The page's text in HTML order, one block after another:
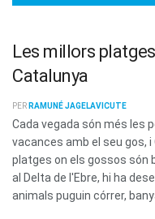
Les millors
Catalunya
PER RAMUNÉ JAGELAVICUTE
Cada vegada són més les
vacances amb el seu gos,
platges on els gossos són
al Delta de l'Ebre, hi ha
animals puguin córrer,